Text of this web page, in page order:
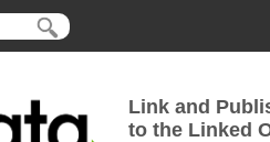
Link and
to the Linked